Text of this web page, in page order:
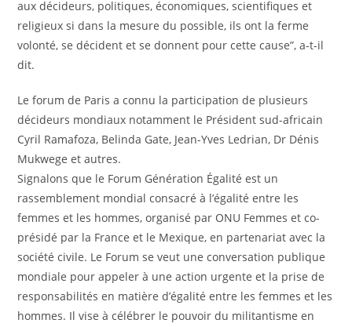
aux décideurs, politiques, économiques, scientifiques et
religieux si dans la mesure du possible, ils ont la ferme
volonté, se décident et se donnent pour cette cause”, a-t-il
dit.
Le forum de Paris a connu la participation de plusieurs
décideurs mondiaux notamment le Président sud-africain
Cyril Ramafoza, Belinda Gate, Jean-Yves Ledrian, Dr Dénis
Mukwege et autres.
Signalons que le Forum Génération Égalité est un
rassemblement mondial consacré à l’égalité entre les
femmes et les hommes, organisé par ONU Femmes et co-
présidé par la France et le Mexique, en partenariat avec la
société civile. Le Forum se veut une conversation publique
mondiale pour appeler à une action urgente et la prise de
responsabilités en matière d’égalité entre les femmes et les
hommes. Il vise à célébrer le pouvoir du militantisme en